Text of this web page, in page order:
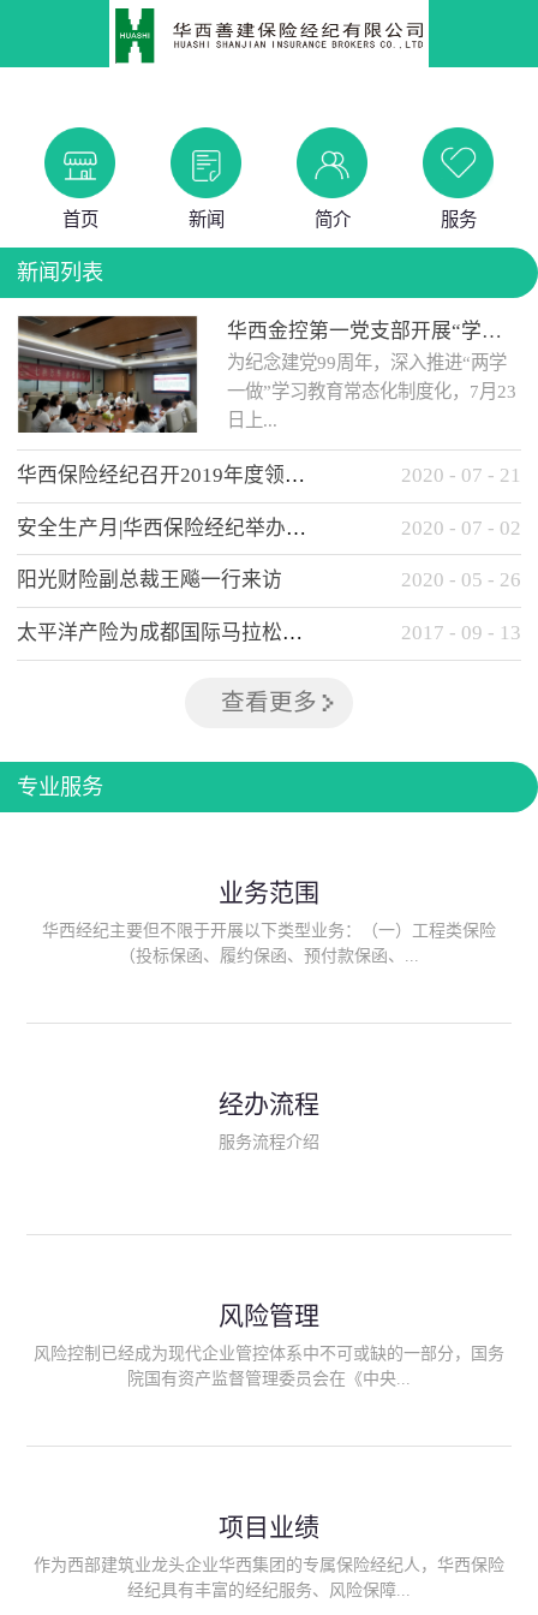
首页 新闻 简介 服务
新闻列表
华西金控第一党支部开展“学党史 知党情 做合格党员”主题教育工作会
为纪念建党99周年，深入推进“两学
一做”学习教育常态化制度化，7月23
日上...
午，华西金控第一党支部举办了“学
党史、知党情、...
华西保险经纪召开2019年度领导班子述职考核工作会 2020 - 07 - 21
安全生产月|华西保险经纪举办应急消防安全知识培训 2020 - 07 - 02
阳光财险副总裁王飚一行来访 2020 - 05 - 26
太平洋产险为成都国际马拉松提供全方位保险保障 2017 - 09 - 13
查看更多
专业服务
业务范围
华西经纪主要但不限于开展以下类型业务：（一）工程类保险
（投标保函、履约保函、预付款保函、...
险、政府公共安全责任保险/自然灾害公众责任保险、精神病监护
人责任险、首台套/首版次保险、科技保险等）；（三）传统财产
险产品；（六）保险招投标业务。随着业务的开展，华西经纪会
供专业、优质的保险经纪服务。
经办流程
服务流程介绍
风险管理
风险控制已经成为现代企业管控体系中不可或缺的一部分，国务
院国有资产监督管理委员会在《中央...
能够为客户降低风险管理成本，提高经营效率；能够为企业提供
从风险评估、风险分析、风险防范、风险转移到灾后防损、索赔
等全方位、全过程、专家式的服务，拓展和深化由保险公司提供
项目业绩
作为西部建筑业龙头企业华西集团的专属保险经纪人，华西保险
经纪具有丰富的经纪服务、风险保障...